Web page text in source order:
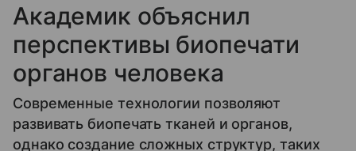
Академик объяснил
перспективы биопечати
органов человека
Современные технологии позволяют
развивать биопечать тканей и органов,
однако создание сложных структур, таких